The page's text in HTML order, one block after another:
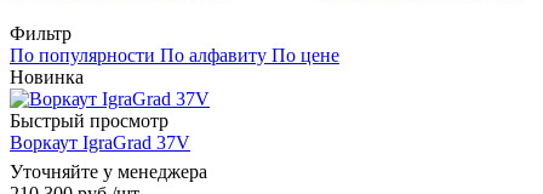
Фильтр
По популярности По алфавиту По цене
Новинка
Быстрый просмотр
Воркаут IgraGrad 37V
Уточняйте у менеджера